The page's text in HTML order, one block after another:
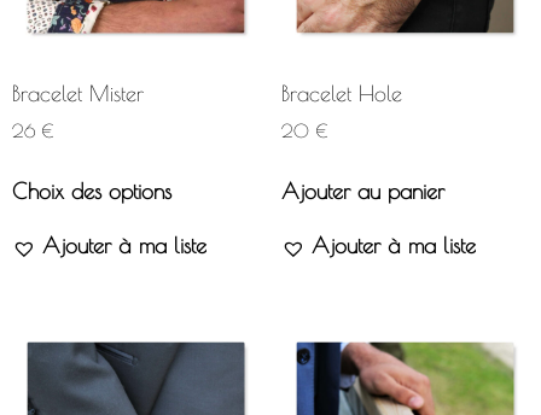
Bracelet Mister
26 €
Choix des options
Ajouter à ma liste
Bracelet Hole
20 €
Ajouter au panier
Ajouter à ma liste